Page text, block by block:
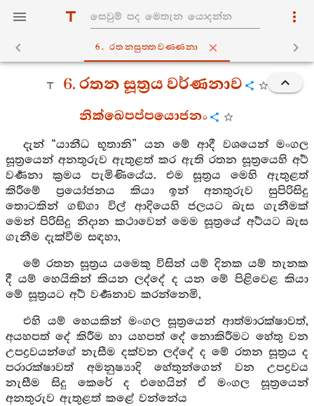
6. රතනසුත‍්තවණ‍්ණනා
6. රතන සූත්‍රය වර්ණනාව
නික්ඛෙපප්පයොජනං
දැන් “යානීධ භූතානි” යන මේ ආදී වශයෙන් මංගල
සූත්‍රයෙන් අනතුරුව ඇතුළත් කර ඇති රතන සූත්‍රයෙහි අර්‍ථ
වර්‍ණනා ක්‍රමය පැමිණියේය. එම සූත්‍රය මෙහි ඇතුළත්
කිරීමේ ප්‍රයෝජනය කියා ඉන් අනතුරුව සුපිරිසිදු
තොටකින් ගඞ්ගා විල් ආදියෙහි ජලයට බැස ගැනීමක්
මෙන් පිරිසිදු නිදාන කථාවෙන් මෙම සූත්‍රයේ අර්‍ථයට බැස
ගැනීම දැක්වීම සඳහා,
මේ රතන සූත්‍රය යමෙකු විසින් යම් දිනක යම් තැනක
දී යම් හෙයිකින් කියන ලද්දේ ද යන මේ පිළිවෙළ කියා
මේ සූත්‍රයට අර්‍ථ වර්‍ණනාව කරන්නෙමි,
එහි යම් හෙයකින් මංගල සූත්‍රයෙන් ආත්මාරක්ෂාවත්,
අයහපත් දේ කිරීම හා යහපත් දේ නොකිරීමට හේතු වන
උපද්‍රවයන්ගේ නැසීම දක්වන ලද්දේ ද මේ රතන සූත්‍රය ද
පරාරක්ෂාවත් අමනුෂ්‍යාදි හේතුන්ගෙන් වන උපද්‍රවය
නැසීම සිදු කෙරේ ද එහෙයින් ඒ මංගල සූත්‍රයෙන්
අනතුරුව ඇතුළත් කළේ වන්නේය